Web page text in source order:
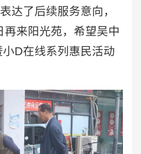
达了后续服务意向，
来阳光苑，希望吴中
D在线系列惠民活动